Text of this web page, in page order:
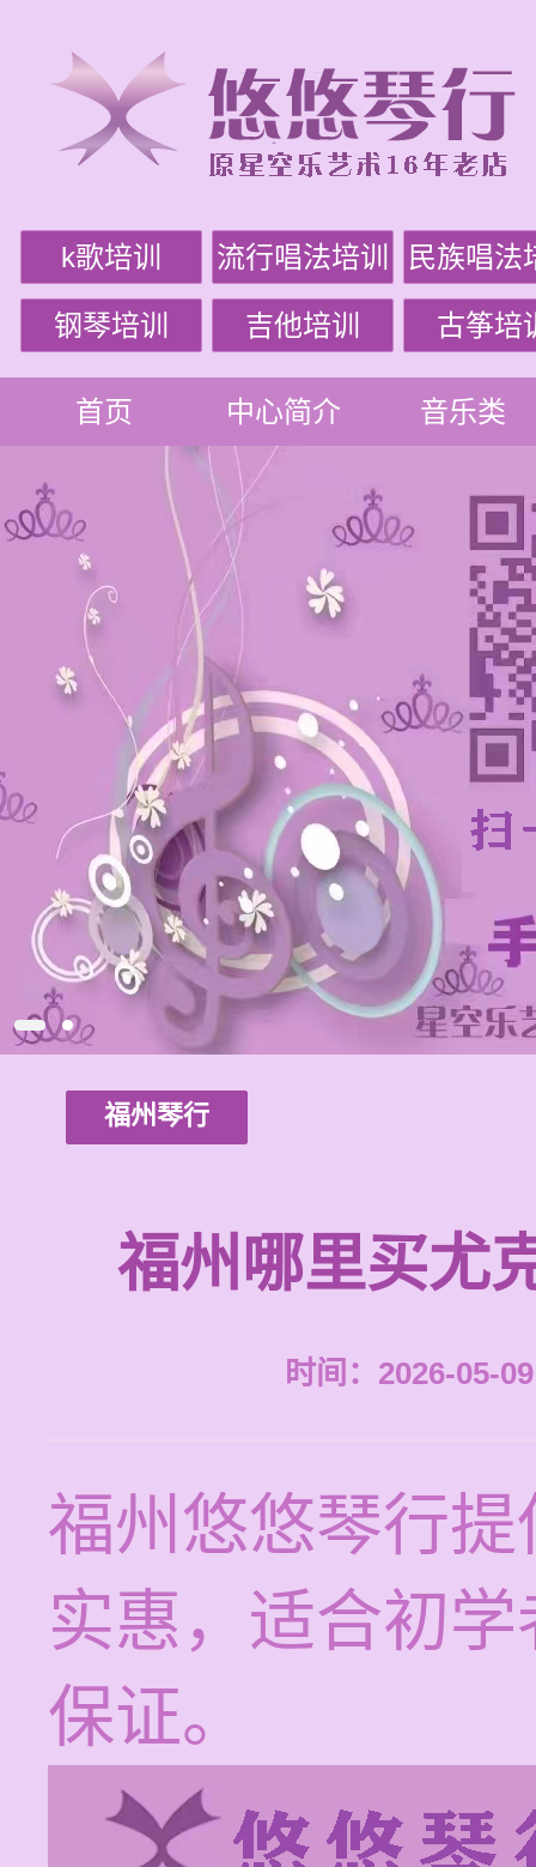
k歌培训 流行唱法培训 民族唱法
钢琴培训 吉他培训 古筝培
首页 中心简介 音乐类
福州琴行
福州哪里买尤
时间：2026-05-
福州悠悠琴行
实惠，适合初
保证。